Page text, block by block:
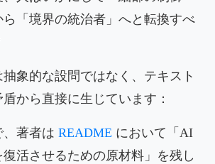
ら「境界の統治者」へと転換すべ
象的な設問ではなく、テキスト
から直接に生じています：
、著者は README において「AI
復活させるための原材料」を残し